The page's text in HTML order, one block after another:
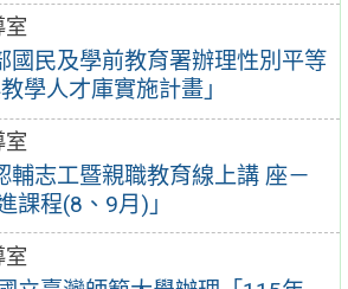
室
國民及學前教育署辦理性別平等
學人才庫實施計畫」
室
輔志工暨親職教育線上講 座－
課程(8、9月)」
室